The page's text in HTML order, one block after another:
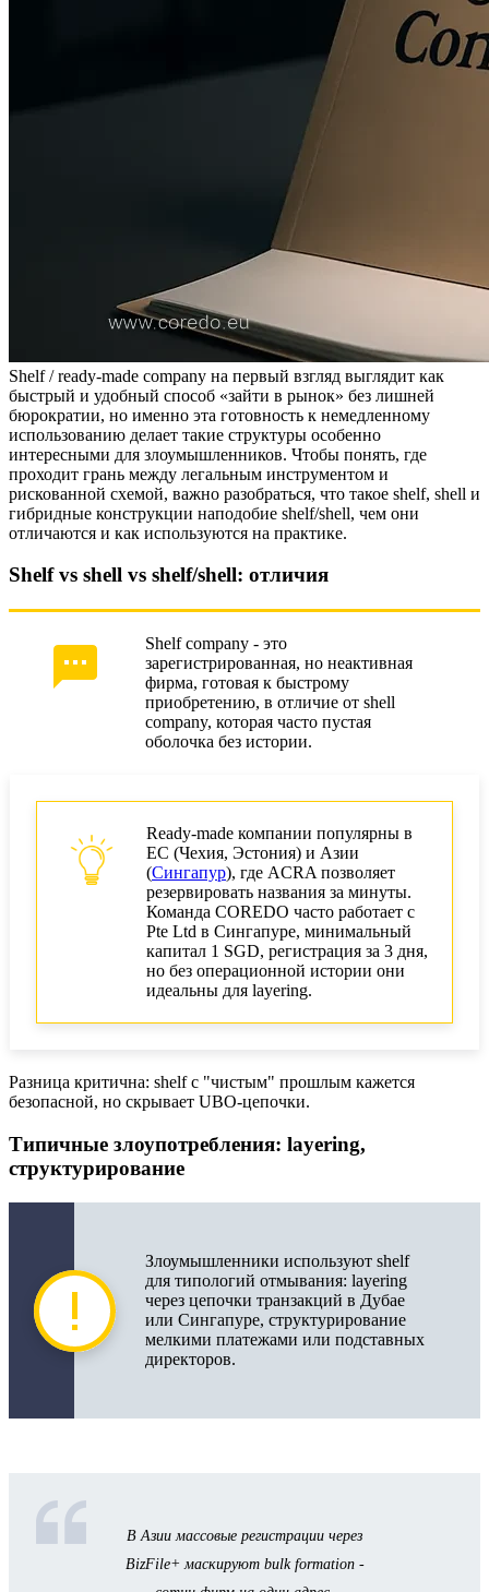
Shelf / ready-made company на первый взгляд выглядит как
быстрый и удобный способ «зайти в рынок» без лишней
бюрократии, но именно эта готовность к немедленному
использованию делает такие структуры особенно
интересными для злоумышленников. Чтобы понять, где
проходит грань между легальным инструментом и
рискованной схемой, важно разобраться, что такое shelf, shell и
гибридные конструкции наподобие shelf/shell, чем они
отличаются и как используются на практике.
Shelf vs shell vs shelf/shell: отличия
Shelf company - это
зарегистрированная, но неактивная
фирма, готовая к быстрому
приобретению, в отличие от shell
company, которая часто пустая
оболочка без истории.
Ready-made компании популярны в
ЕС (Чехия, Эстония) и Азии
(Сингапур), где ACRA позволяет
резервировать названия за минуты.
Команда COREDO часто работает с
Pte Ltd в Сингапуре, минимальный
капитал 1 SGD, регистрация за 3 дня,
но без операционной истории они
идеальны для layering.
Разница критична: shelf с "чистым" прошлым кажется
безопасной, но скрывает UBO-цепочки.
Типичные злоупотребления: layering,
структурирование
Злоумышленники используют shelf
для типологий отмывания: layering
через цепочки транзакций в Дубае
или Сингапуре, структурирование
мелкими платежами или подставных
директоров.
В Азии массовые регистрации через
BizFile+ маскируют bulk formation -